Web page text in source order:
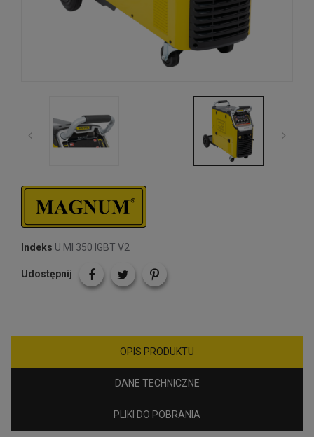
Indeks U MI 350 IGBT V2
Udostępnij
OPIS PRODUKTU
DANE TECHNICZNE
PLIKI DO POBRANIA